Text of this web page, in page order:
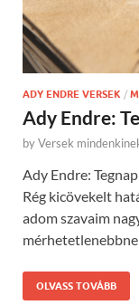
ADY ENDRE VERSEK /
Ady Endre:
byVersek
Ady Endre:
Rég kicövekelt
adom szavaim
OLVASS TOVÁBB